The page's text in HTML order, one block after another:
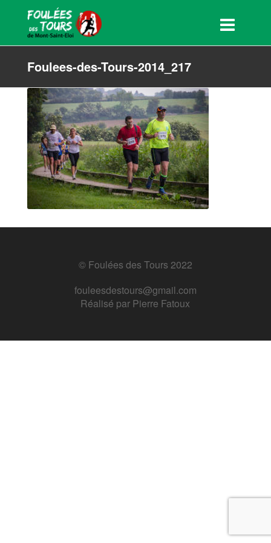
Foulees-des-Tours-2014_217
© Foulées des Tours 2022
fouleesdestours@gmail.com
Réalisé par Pierre Fatoux